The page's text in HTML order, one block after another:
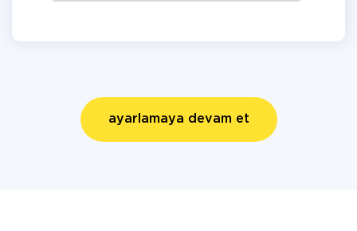
ayarlamaya devam et